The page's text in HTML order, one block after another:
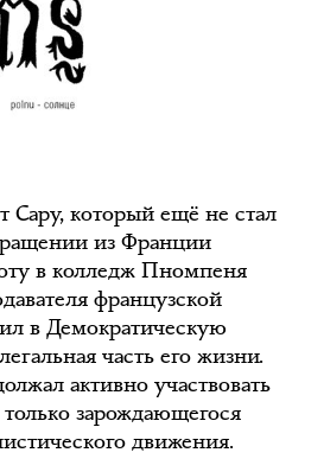
Сару, который ещё не стал
из Франции
в колледж Пномпеня
французской
в Демократическую
часть его жизни.
активно участвовать
зарождающегося
движения.